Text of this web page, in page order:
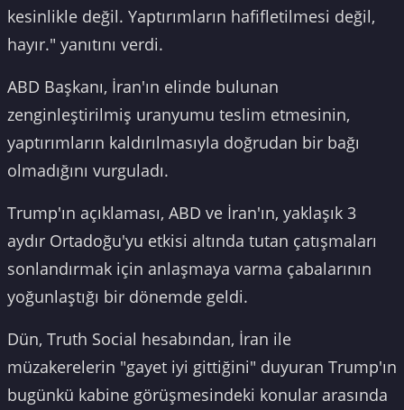
kesinlikle değil. Yaptırımların hafifletilmesi değil,
hayır." yanıtını verdi.
ABD Başkanı, İran'ın elinde bulunan
zenginleştirilmiş uranyumu teslim etmesinin,
yaptırımların kaldırılmasıyla doğrudan bir bağı
olmadığını vurguladı.
Trump'ın açıklaması, ABD ve İran'ın, yaklaşık 3
aydır Ortadoğu'yu etkisi altında tutan çatışmaları
sonlandırmak için anlaşmaya varma çabalarının
yoğunlaştığı bir dönemde geldi.
Dün, Truth Social hesabından, İran ile
müzakerelerin "gayet iyi gittiğini" duyuran Trump'ın
bugünkü kabine görüşmesindeki konular arasında